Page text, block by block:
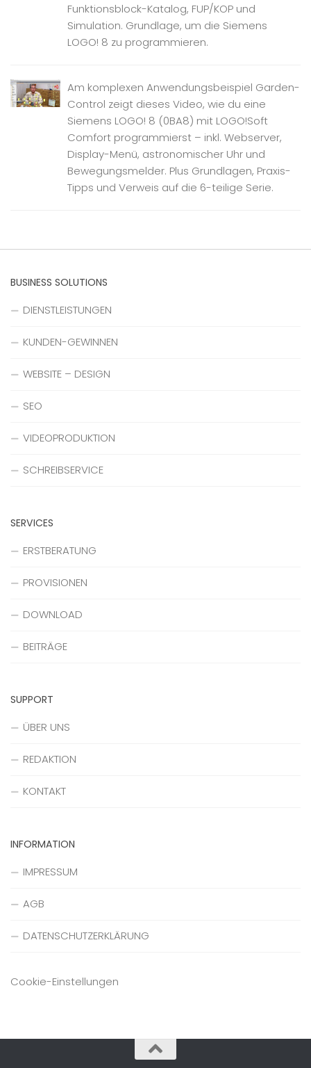
Funktionsblock-Katalog, FUP/KOP und
Simulation. Grundlage, um die Siemens
LOGO! 8 zu programmieren.
Am komplexen Anwendungsbeispiel Garden-
Control zeigt dieses Video, wie du eine
Siemens LOGO! 8 (0BA8) mit LOGO!Soft
Comfort programmierst – inkl. Webserver,
Display-Menü, astronomischer Uhr und
Bewegungsmelder. Plus Grundlagen, Praxis-
Tipps und Verweis auf die 6-teilige Serie.
BUSINESS SOLUTIONS
DIENSTLEISTUNGEN
KUNDEN-GEWINNEN
WEBSITE – DESIGN
SEO
VIDEOPRODUKTION
SCHREIBSERVICE
SERVICES
ERSTBERATUNG
PROVISIONEN
DOWNLOAD
BEITRÄGE
SUPPORT
ÜBER UNS
REDAKTION
KONTAKT
INFORMATION
IMPRESSUM
AGB
DATENSCHUTZERKLÄRUNG
Cookie-Einstellungen